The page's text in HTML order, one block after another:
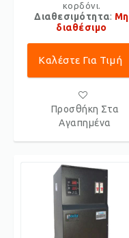
κορδόνι.
Διαθεσιμότητα: Μη
διαθέσιμο
Καλέστε Για Τιμή
Προσθήκη Στα
Αγαπημένα